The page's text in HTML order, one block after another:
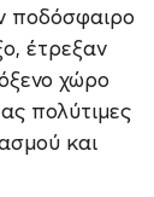
ποδόσφαιρο
έτρεξαν
χώρο
πολύτιμες
και